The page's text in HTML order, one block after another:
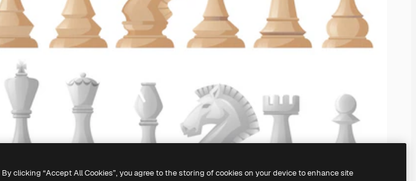
By clicking “Accept All Cookies”, you agree to the storing of cookies on your device to enhance site